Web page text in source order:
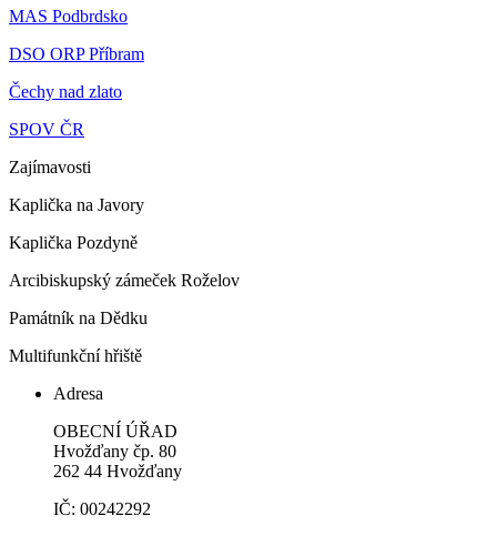
MAS Podbrdsko
DSO ORP Příbram
Čechy nad zlato
SPOV ČR
Zajímavosti
Kaplička na Javory
Kaplička Pozdyně
Arcibiskupský zámeček Roželov
Památník na Dědku
Multifunkční hřiště
Adresa
OBECNÍ ÚŘAD
Hvožďany čp. 80
262 44 Hvožďany
IČ: 00242292